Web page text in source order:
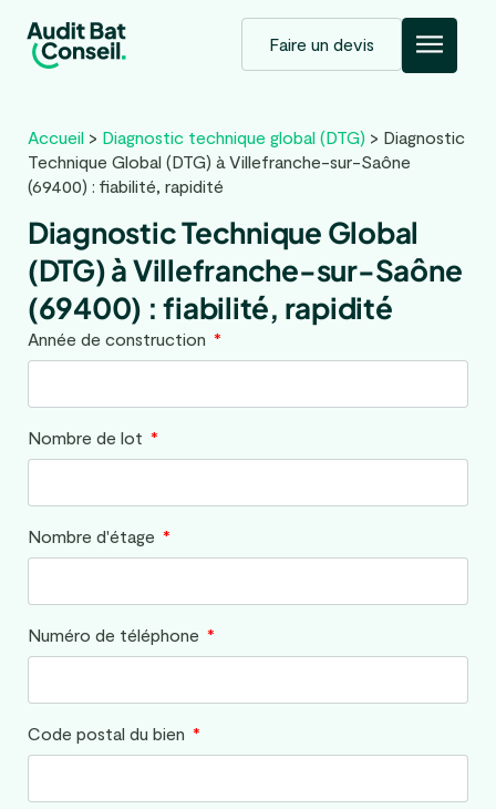
Faire un devis
Accueil > Diagnostic technique global (DTG) > Diagnostic
Technique Global (DTG) à Villefranche-sur-Saône
(69400) : fiabilité, rapidité
Diagnostic Technique Global
(DTG) à Villefranche-sur-Saône
(69400) : fiabilité, rapidité
Année de construction
Nombre de lot
Nombre d'étage
Numéro de téléphone
Code postal du bien